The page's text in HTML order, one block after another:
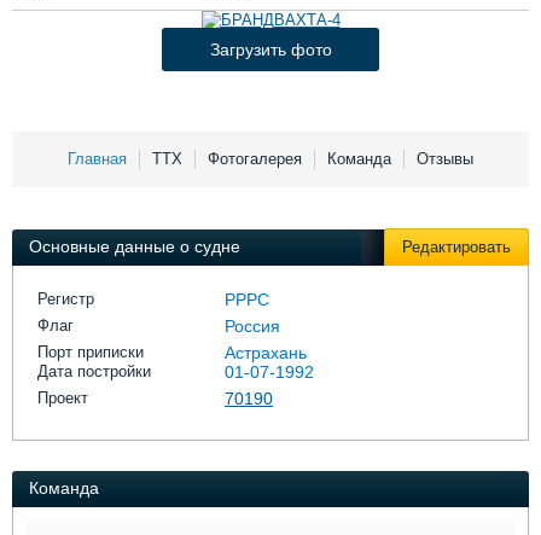
Репутация
Изделия
Материалы
Услуги
Выставки и семинары
Личности
Словарь
Галерея флота
Форум
Загрузить фото
Главная ТТХ Фотогалерея Команда Отзывы
Основные данные о судне Редактировать
Регистр РРРС
Флаг Россия
Порт приписки Астрахань
Дата постройки 01-07-1992
Проект 70190
Команда